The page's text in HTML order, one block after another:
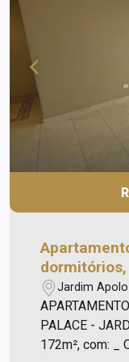
coberta
uma com
equipada; -
cinema; -
- Quadra
society; - 02
festas; - Mini
para visitantes. Localização privilegiada no
Jardim das
vagas de
Palace -
Campos |
Jardim
PALACE - JARDIM
172m², com: _